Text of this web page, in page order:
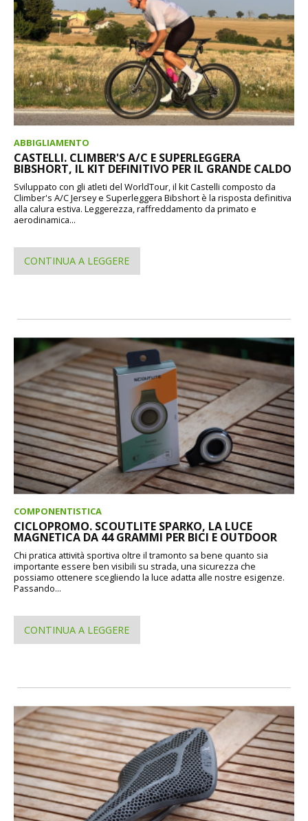
ABBIGLIAMENTO
CASTELLI. CLIMBER'S A/C E SUPERLEGGERA
BIBSHORT, IL KIT DEFINITIVO PER IL GRANDE CALDO
Sviluppato con gli atleti del WorldTour, il kit Castelli composto da
Climber's A/C Jersey e Superleggera Bibshort è la risposta definitiva
alla calura estiva. Leggerezza, raffreddamento da primato e
aerodinamica...
CONTINUA A LEGGERE
COMPONENTISTICA
CICLOPROMO. SCOUTLITE SPARKO, LA LUCE
MAGNETICA DA 44 GRAMMI PER BICI E OUTDOOR
Chi pratica attività sportiva oltre il tramonto sa bene quanto sia
importante essere ben visibili su strada, una sicurezza che
possiamo ottenere scegliendo la luce adatta alle nostre esigenze.
Passando...
CONTINUA A LEGGERE